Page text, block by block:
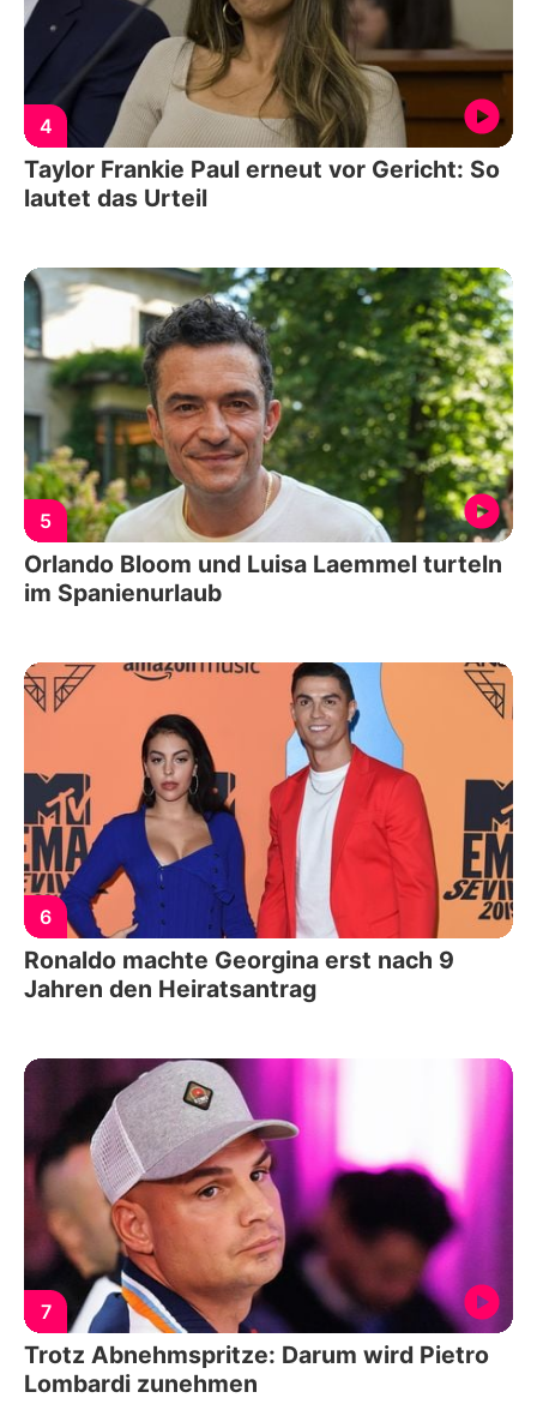
4
Taylor Frankie Paul erneut vor Gericht: So
lautet das Urteil
5
Orlando Bloom und Luisa Laemmel turteln
im Spanienurlaub
6
Ronaldo machte Georgina erst nach 9
Jahren den Heiratsantrag
7
Trotz Abnehmspritze: Darum wird Pietro
Lombardi zunehmen